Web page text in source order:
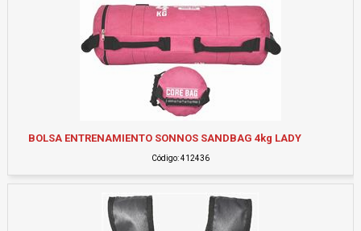
BOLSA ENTRENAMIENTO SONNOS SANDBAG 4kg LADY
Código: 412436